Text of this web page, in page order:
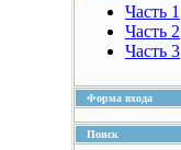
Часть 1
Часть 2
Часть 3
Форма входа
Поиск